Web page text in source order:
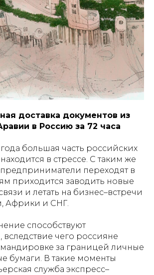
доставка документов из
в Россию за 72 часа
большая часть российских
в стрессе. С таким же
переходят в
приходится заводить новые
и летать на бизнес–встречи
Африки и СНГ.
способствуют
вследствие чего россияне
за границей личные
бумаги. В такие моменты
служба экспресс–